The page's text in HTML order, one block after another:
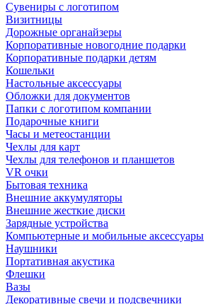
Сувениры с логотипом
Визитницы
Дорожные органайзеры
Корпоративные новогодние подарки
Корпоративные подарки детям
Кошельки
Настольные аксессуары
Обложки для документов
Папки с логотипом компании
Подарочные книги
Часы и метеостанции
Чехлы для карт
Чехлы для телефонов и планшетов
VR очки
Бытовая техника
Внешние аккумуляторы
Внешние жесткие диски
Зарядные устройства
Компьютерные и мобильные аксессуары
Наушники
Портативная акустика
Флешки
Вазы
Декоративные свечи и подсвечники